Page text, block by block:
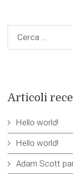
Articoli
Hello world!
Hello world!
Adam Scott